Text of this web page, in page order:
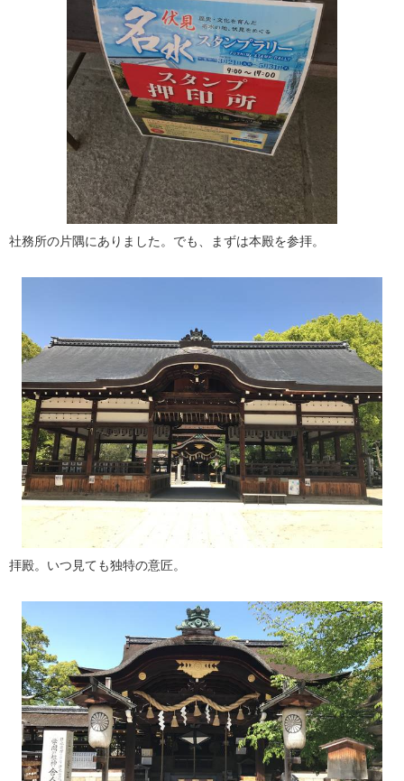
社務所の片隅にありました。でも、まずは本殿を参拝。
拝殿。いつ見ても独特の意匠。